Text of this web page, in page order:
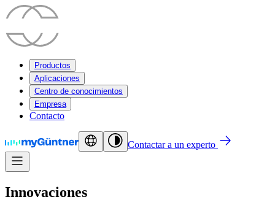
Productos
Aplicaciones
Centro de conocimientos
Empresa
Contacto
Contactar a un experto
Innovaciones